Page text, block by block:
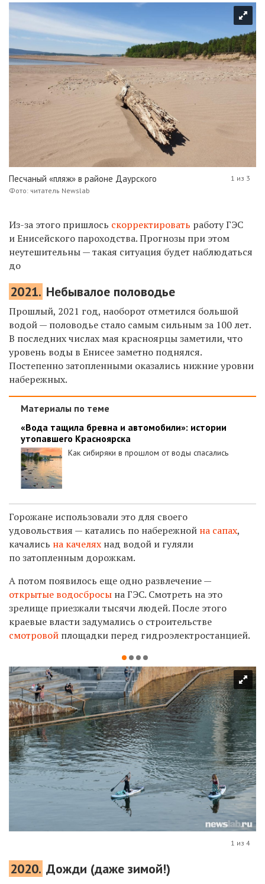
Песчаный «пляж» в районе Даурского
Фото: читатель Newslab
1 из 3
Из-за этого пришлось скорректировать работу ГЭС
и Енисейского пароходства. Прогнозы при этом
неутешительны — такая ситуация будет наблюдаться
до
2021. Небывалое половодье
Прошлый, 2021 год, наоборот отметился большой
водой — половодье стало самым сильным за 100 лет.
В последних числах мая красноярцы заметили, что
уровень воды в Енисее заметно поднялся.
Постепенно затопленными оказались нижние уровни
набережных.
Материалы по теме
«Вода тащила бревна и автомобили»: истории
утопавшего Красноярска
Как сибиряки в прошлом от воды спасались
Горожане использовали это для своего
удовольствия — катались по набережной на сапах,
качались на качелях над водой и гуляли
по затопленным дорожкам.
А потом появилось еще одно развлечение —
открытые водосбросы на ГЭС. Смотреть на это
зрелище приезжали тысячи людей. После этого
краевые власти задумались о строительстве
смотровой площадки перед гидроэлектростанцией.
1 из 4
2020. Дожди (даже зимой!)